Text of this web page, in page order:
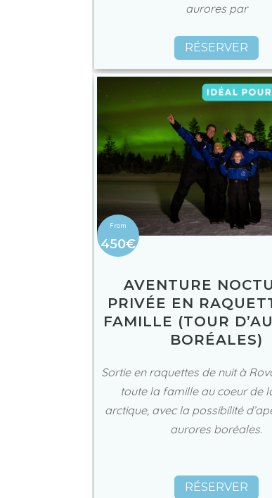
aurores par
RÉSERVER
450€
AVENTURE
PRIVÉE EN
FAMILLE (TOUR
BORÉALES)
Sortie en raquettes de nuit à
toute la famille au coeur de
arctique, avec la possibilité
aurores boréales.
RÉSERVER